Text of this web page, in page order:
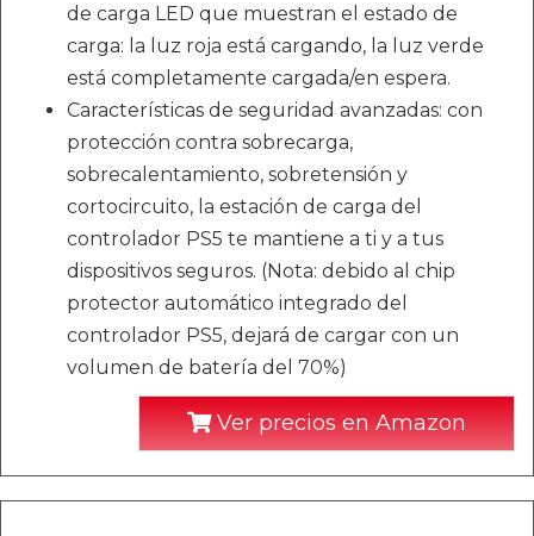
de carga LED que muestran el estado de
carga: la luz roja está cargando, la luz verde
está completamente cargada/en espera.
Características de seguridad avanzadas: con
protección contra sobrecarga,
sobrecalentamiento, sobretensión y
cortocircuito, la estación de carga del
controlador PS5 te mantiene a ti y a tus
dispositivos seguros. (Nota: debido al chip
protector automático integrado del
controlador PS5, dejará de cargar con un
volumen de batería del 70%)
Ver precios en Amazon